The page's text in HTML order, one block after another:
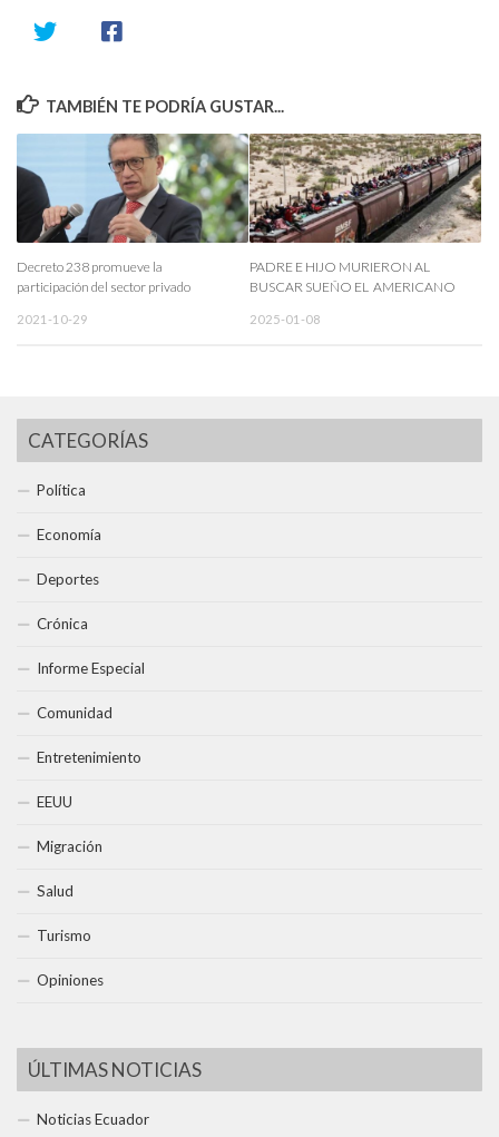
TAMBIÉN TE PODRÍA GUSTAR...
Decreto 238 promueve la
participación del sector privado
2021-10-29
PADRE E HIJO MURIERON AL
BUSCAR SUEÑO EL AMERICANO
2025-01-08
CATEGORÍAS
Política
Economía
Deportes
Crónica
Informe Especial
Comunidad
Entretenimiento
EEUU
Migración
Salud
Turismo
Opiniones
ÚLTIMAS NOTICIAS
Noticias Ecuador